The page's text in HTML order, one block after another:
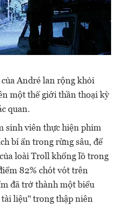
André lan rộng khỏi
một thế giới thần thoại kỳ
quan.
sinh viên thực hiện phim
bí ẩn trong rừng sâu, để
loài Troll khổng lồ trong
82% chót vót trên
đã trở thành một biểu
liệu" trong thập niên